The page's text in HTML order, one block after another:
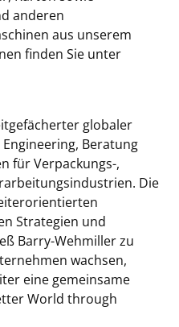
anderen
aus unserem
finden Sie unter
globaler
Beratung
für Verpackungs-,
Die
Strategien und
Barry-Wehmiller zu
wachsen,
eine gemeinsame
World through